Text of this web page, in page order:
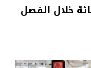
إلى 9.5 في المائة خلال الفصل